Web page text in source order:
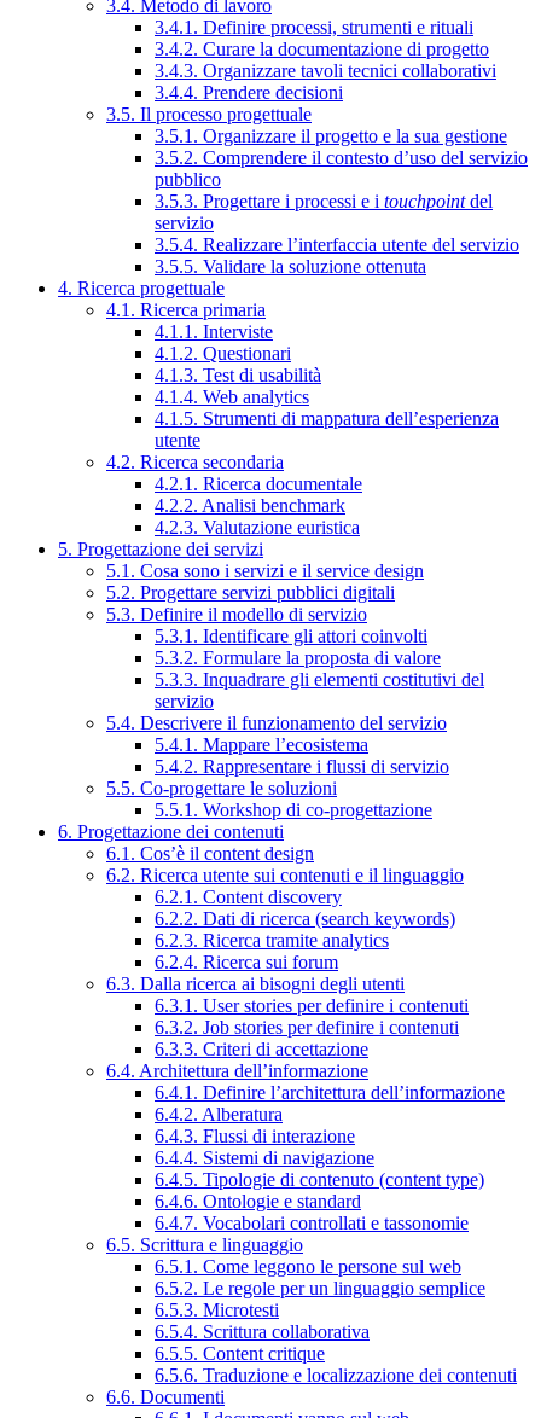
3.4. Metodo di lavoro
3.4.1. Definire processi, strumenti e rituali
3.4.2. Curare la documentazione di progetto
3.4.3. Organizzare tavoli tecnici collaborativi
3.4.4. Prendere decisioni
3.5. Il processo progettuale
3.5.1. Organizzare il progetto e la sua gestione
3.5.2. Comprendere il contesto d’uso del servizio
pubblico
3.5.3. Progettare i processi e i touchpointdel
servizio
3.5.4. Realizzare l’interfaccia utente del servizio
3.5.5. Validare la soluzione ottenuta
4. Ricerca progettuale
4.1. Ricerca primaria
4.1.1. Interviste
4.1.2. Questionari
4.1.3. Test di usabilità
4.1.4. Web analytics
4.1.5. Strumenti di mappatura dell’esperienza
utente
4.2. Ricerca secondaria
4.2.1. Ricerca documentale
4.2.2. Analisi benchmark
4.2.3. Valutazione euristica
5. Progettazione dei servizi
5.1. Cosa sono i servizi e il service design
5.2. Progettare servizi pubblici digitali
5.3. Definire il modello di servizio
5.3.1. Identificare gli attori coinvolti
5.3.2. Formulare la proposta di valore
5.3.3. Inquadrare gli elementi costitutivi del
servizio
5.4. Descrivere il funzionamento del servizio
5.4.1. Mappare l’ecosistema
5.4.2. Rappresentare i flussi di servizio
5.5. Co-progettare le soluzioni
5.5.1. Workshop di co-progettazione
6. Progettazione dei contenuti
6.1. Cos’è il content design
6.2. Ricerca utente sui contenuti e il linguaggio
6.2.1. Content discovery
6.2.2. Dati di ricerca (search keywords)
6.2.3. Ricerca tramite analytics
6.2.4. Ricerca sui forum
6.3. Dalla ricerca ai bisogni degli utenti
6.3.1. User stories per definire i contenuti
6.3.2. Job stories per definire i contenuti
6.3.3. Criteri di accettazione
6.4. Architettura dell’informazione
6.4.1. Definire l’architettura dell’informazione
6.4.2. Alberatura
6.4.3. Flussi di interazione
6.4.4. Sistemi di navigazione
6.4.5. Tipologie di contenuto (content type)
6.4.6. Ontologie e standard
6.4.7. Vocabolari controllati e tassonomie
6.5. Scrittura e linguaggio
6.5.1. Come leggono le persone sul web
6.5.2. Le regole per un linguaggio semplice
6.5.3. Microtesti
6.5.4. Scrittura collaborativa
6.5.5. Content critique
6.5.6. Traduzione e localizzazione dei contenuti
6.6. Documenti